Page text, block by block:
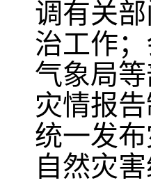
调有关
治工作
气象局
灾情报
统一发
自然灾